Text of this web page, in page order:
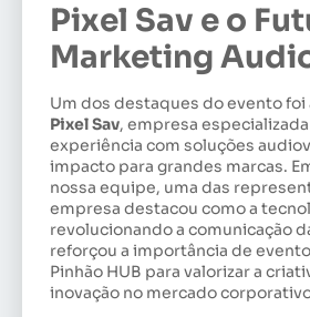
Pixel Sav e o
Marketing
Um dos destaques do evento foi
Pixel Sav, empresa
experiência com soluções
impacto para grandes marcas.
nossa equipe, uma das
empresa destacou como a
revolucionando a comunicação
reforçou a importância de
Pinhão HUB para valorizar a
inovação no mercado